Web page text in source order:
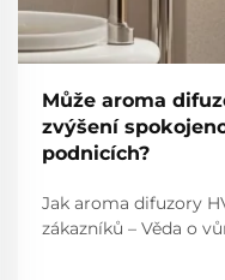
Může aroma
zvýšení
podnicích?
Jak aroma difuzory
zákazníků – Věda o